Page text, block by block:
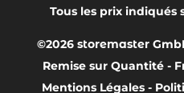
Tous les prix indiqués
©2026 storemaster
Remise sur Quantité-
Mentions Légales-